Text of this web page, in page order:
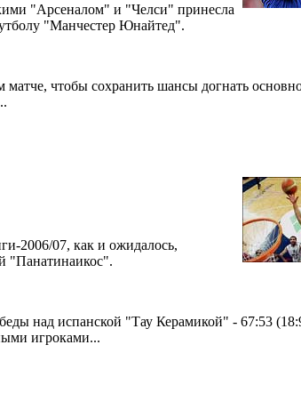
"Арсеналом" и "Челси" принесла
"Манчестер Юнайтед".
чтобы сохранить шансы догнать
2006/07, как и ожидалось,
"Панатинаикос".
над испанской "Тау Керамикой" - 67:53
игроками...